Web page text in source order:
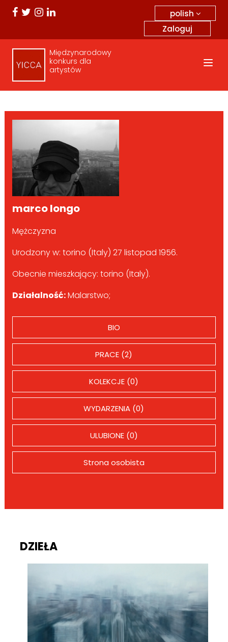
polish
Zaloguj
Międzynarodowy
konkurs dla
artystów
marco longo
Mężczyzna
Urodzony w: torino (Italy) 27 listopad 1956.
Obecnie mieszkający: torino (Italy).
Działalność:Malarstwo;
BIO
PRACE (2)
KOLEKCJE (0)
WYDARZENIA (0)
ULUBIONE (0)
Strona osobista
DZIEŁA